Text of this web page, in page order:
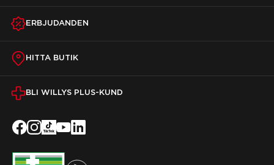
ERBJUDANDEN
HITTA BUTIK
BLI WILLYS PLUS-KUND